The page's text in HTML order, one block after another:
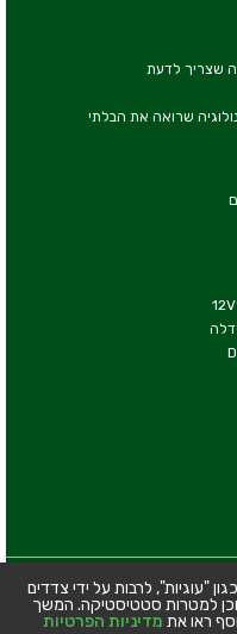
שצריך לדעת
שרואה את הבלתי
בע''מ
"עוגיות", לרבות על ידי צדדים
וכן למטרות סטטיסטיקה. המשך
ראו את מדיניות הפרטיות